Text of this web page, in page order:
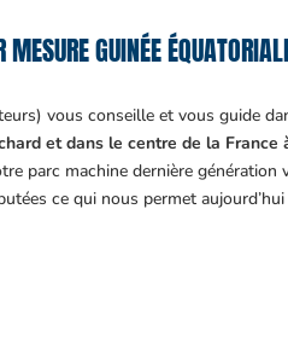
MESURE GUINÉE
vous conseille et vous guide
et dans le centre de la France
parc machine dernière
ce qui nous permet